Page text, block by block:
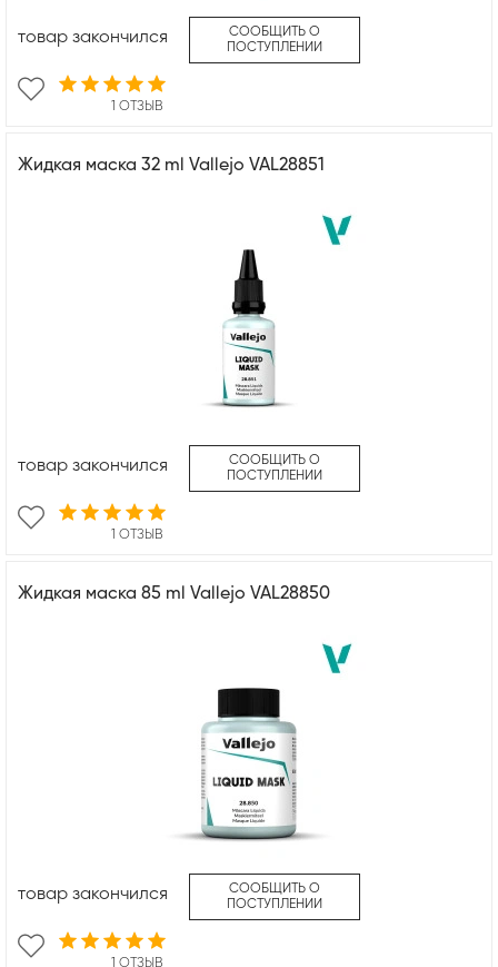
1 ОТЗЫВ
товар закончился
СООБЩИТЬ О
ПОСТУПЛЕНИИ
Жидкая маска 32 ml Vallejo VAL28851
1 ОТЗЫВ
товар закончился
СООБЩИТЬ О
ПОСТУПЛЕНИИ
Жидкая маска 85 ml Vallejo VAL28850
1 ОТЗЫВ
товар закончился
СООБЩИТЬ О
ПОСТУПЛЕНИИ